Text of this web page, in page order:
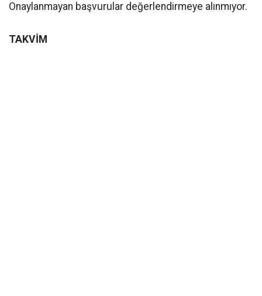
Onaylanmayan başvurular değerlendirmeye alınmıyor.
TAKVİM